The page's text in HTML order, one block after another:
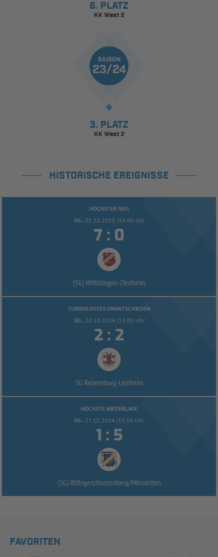
6. PLATZ
KK West 2
SAISON
23/24
3. PLATZ
KK West 2
HISTORISCHE EREIGNISSE
HÖCHSTER SIEG
SO.. 05.10.2025 /15:00 Uhr
 : 
(SG) Wittislingen-Ziertheim
TORREICHSTES UNENTSCHIEDEN
SO.. 20.10.2024 /15:00 Uhr
 : 
SG Reisensburg-Leinheim
HÖCHSTE NIEDERLAGE
SO.. 27.10.2024 /15:00 Uhr
 : 
(SG) Röfingen/Konzenberg/Mönstetten
FAVORITEN